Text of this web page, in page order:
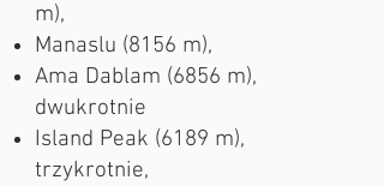
m),
​Manaslu (8156 m),
​Ama Dablam (6856 m),
dwukrotnie
Island Peak (6189 m),
trzykrotnie,